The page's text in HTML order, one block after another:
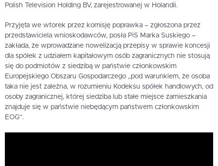
Polish Television Holding BV, zarejestrowanej w Holandii.
Przyjęta we wtorek przez komisję poprawka – zgłoszona przez
przedstawiciela wnioskodawców, posła PiS Marka Suskiego –
zakłada, że wprowadzane nowelizacją przepisy w sprawie koncesji
dla spółek z udziałem kapitałowym osób zagranicznych nie stosują
się do podmiotów z siedzibą w państwie członkowskim
Europejskiego Obszaru Gospodarczego „pod warunkiem, że osoba
taka nie jest zależna, w rozumieniu Kodeksu spółek handlowych, od
osoby zagranicznej, której siedziba lub stałe miejsce zamieszkania
znajduje się w państwie niebędącym państwem członkowskim
EOG”.